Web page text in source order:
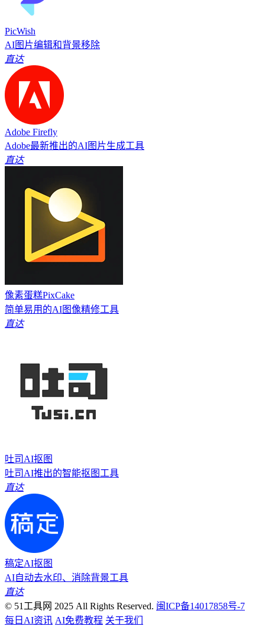
PicWish
AI图片编辑和背景移除
直达
Adobe Firefly
Adobe最新推出的AI图片生成工具
直达
像素蛋糕PixCake
简单易用的AI图像精修工具
直达
吐司AI抠图
吐司AI推出的智能抠图工具
直达
稿定AI抠图
AI自动去水印、消除背景工具
直达
© 51工具网 2025 All Rights Reserved. 闽ICP备14017858号-7
每日AI资讯 AI免费教程 关于我们